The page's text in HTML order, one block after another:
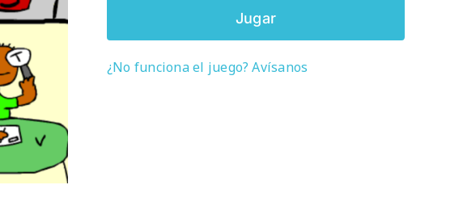
Jugar
¿No funciona el juego? Avísanos